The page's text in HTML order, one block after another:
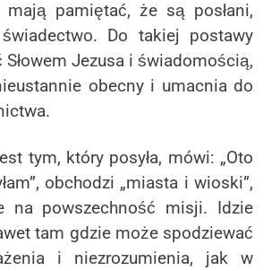
mają pamiętać, że są posłani,
Do takiej postawy
Słowem Jezusa i świadomością,
obecny i umacnia do
który posyła, mówi: „Oto
obchodzi „miasta i wioski”,
na powszechność misji. Idzie
tam gdzie może spodziewać
i niezrozumienia, jak w